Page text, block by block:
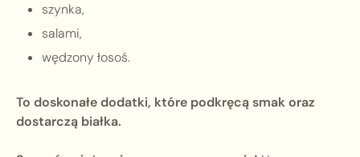
szynka,
salami,
wędzony łosoś.
To doskonałe dodatki, które podkręcą smak oraz
dostarczą białka.